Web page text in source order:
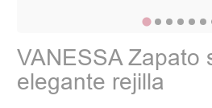
VANESSA Zapato
elegante rejilla